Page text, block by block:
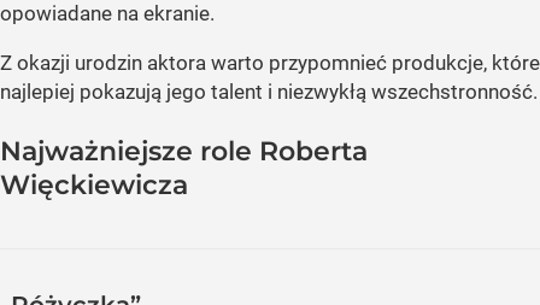
opowiadane na ekranie.
Z okazji urodzin aktora warto przypomnieć produkcje, które
najlepiej pokazują jego talent i niezwykłą wszechstronność.
Najważniejsze role Roberta
Więckiewicza